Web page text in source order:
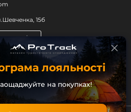
15б
лояльності
на покупках!